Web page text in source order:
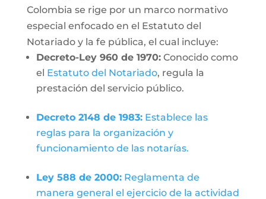
Colombia se rige por un marco normativo
especial enfocado en el Estatuto del
Notariado y la fe pública, el cual incluye:
Decreto-Ley 960 de 1970: Conocido como
el Estatuto del Notariado, regula la
prestación del servicio público.
Decreto 2148 de 1983: Establece las
reglas para la organización y
funcionamiento de las notarías.
Ley 588 de 2000: Reglamenta de
manera general el ejercicio de la actividad